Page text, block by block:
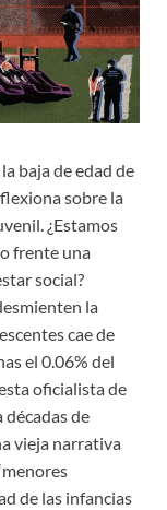
baja de edad de
sobre la
¿Estamos
frente una
social?
la
cae de
el 0.06% del
oficialista de
décadas de
vieja narrativa
de las infancias